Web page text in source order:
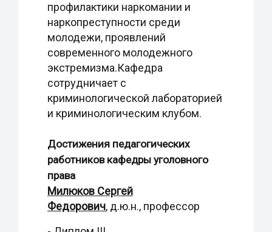
профилактики наркомании и
наркопреступности среди
молодежи, проявлений
современного молодежного
экстремизма.Кафедра
сотрудничает с
криминологической лабораторией
и криминологическим клубом.
Достижения педагогических
работников кафедры уголовного
права
Милюков Сергей
Федорович, д.ю.н., профессор